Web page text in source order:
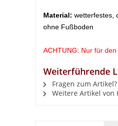
Material: wetterfestes,
ohne Fußboden
ACHTUNG: Nur für
Weiterführende
Fragen zum Artikel?
Weitere Artikel von